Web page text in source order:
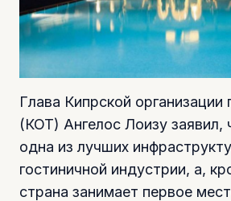
Глава Кипрской организации
(КОТ) Ангелос Лоизу заявил,
одна из лучших
гостиничной индустрии, а,
страна занимает первое